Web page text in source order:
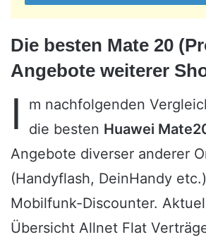
Die besten Mate 20
Angebote weiterer
I
m nachfolgenden
die besten Huawei
Angebote diverser anderer
(Handyflash, DeinHandy
Mobilfunk-Discounter.
Übersicht Allnet Flat